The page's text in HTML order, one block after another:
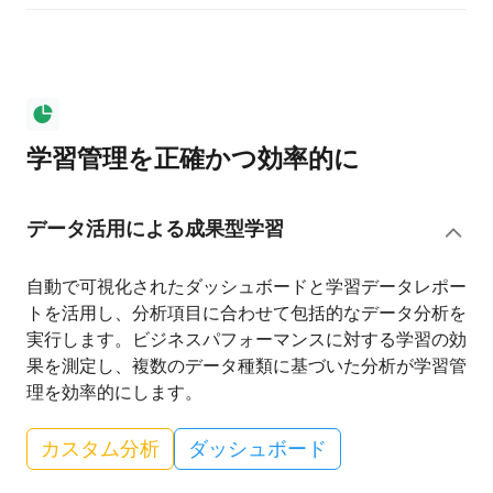
学習管理を正確かつ効率的に
データ活用による成果型学習
自動で可視化されたダッシュボードと学習データレポー
トを活用し、分析項目に合わせて包括的なデータ分析を
実行します。ビジネスパフォーマンスに対する学習の効
果を測定し、複数のデータ種類に基づいた分析が学習管
理を効率的にします。
カスタム分析 ダッシュボード